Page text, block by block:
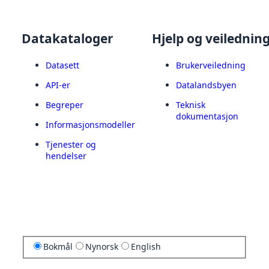
Datakataloger
Datasett
API-er
Begreper
Informasjonsmodeller
Tjenester og
hendelser
Hjelp og
Brukerveiledning
Datalandsbyen
Teknisk
dokumentasjon
Bokmål Nynorsk English